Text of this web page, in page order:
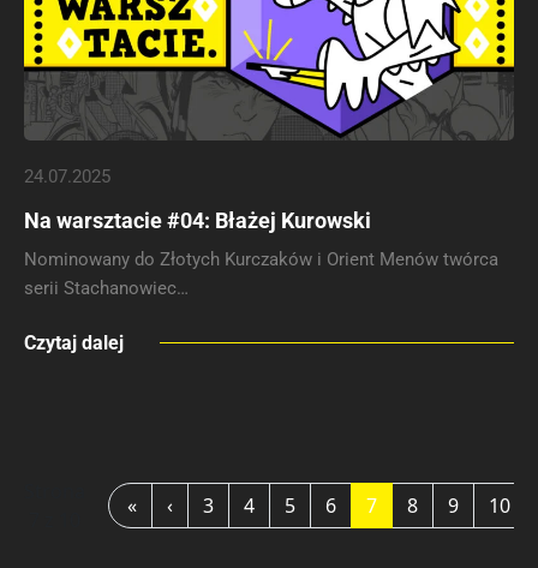
24.07.2025
Na warsztacie #04: Błażej Kurowski
Nominowany do Złotych Kurczaków i Orient Menów twórca
serii Stachanowiec…
Czytaj dalej
« ‹ 3 4 5 6 7 8 9 10